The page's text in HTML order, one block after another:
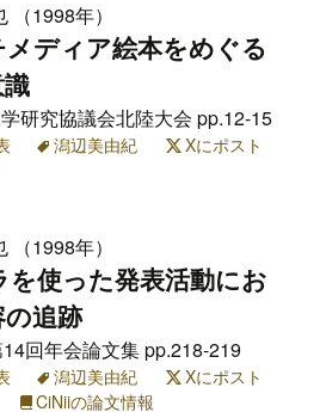
1998年）
ディア絵本をめぐる
研究協議会北陸大会 pp.12-15
潟辺美由紀
Xにポスト
1998年）
使った発表活動にお
追跡
回年会論文集 pp.218-219
潟辺美由紀
Xにポスト
CiNiiの論文情報